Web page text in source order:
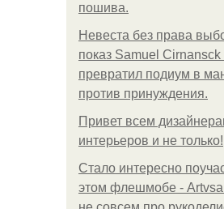
пошива.
Невеста без права
показ Samuel Cirnansck
превратил подиум в
против принуждения.
Привет всем
интерьеров и не только!
Стало интересно
этом флешмобе -